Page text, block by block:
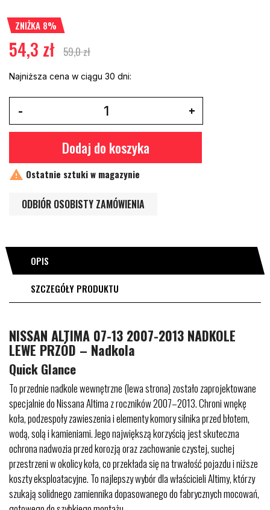
ZNIŻKA 8%
54,3 zł 59,0 zł
Najniższa cena w ciągu 30 dni:
Dodaj do koszyka
 Ostatnie sztuki w magazynie
ODBIÓR OSOBISTY ZAMÓWIENIA
OPIS
SZCZEGÓŁY PRODUKTU
NISSAN ALTIMA 07-13 2007-2013 NADKOLE
LEWE PRZÓD – Nadkola
Quick Glance
To przednie nadkole wewnętrzne (lewa strona) zostało zaprojektowane
specjalnie do Nissana Altima z roczników 2007–2013. Chroni wnękę
koła, podzespoły zawieszenia i elementy komory silnika przed błotem,
wodą, solą i kamieniami. Jego największą korzyścią jest skuteczna
ochrona nadwozia przed korozją oraz zachowanie czystej, suchej
przestrzeni w okolicy koła, co przekłada się na trwałość pojazdu i niższe
koszty eksploatacyjne. To najlepszy wybór dla właścicieli Altimy, którzy
szukają solidnego zamiennika dopasowanego do fabrycznych mocowań,